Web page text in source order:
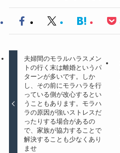
夫婦間のモラルハラスメン
トの行く末は離婚というパ
ターンが多いです。しか
し、その前にモラハラを行
っている側が改心するとい
うこともあります。モラハ
ラの原因が強いストレスだ
ったりする場合があるの
で、家族が協力することで
解決することも少なくあり
ませ